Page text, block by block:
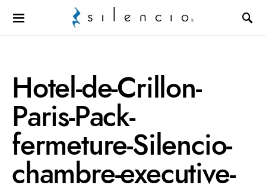
Search for:
Hotel-de-Crillon-
Paris-Pack-
fermeture-Silencio-
chambre-executive-